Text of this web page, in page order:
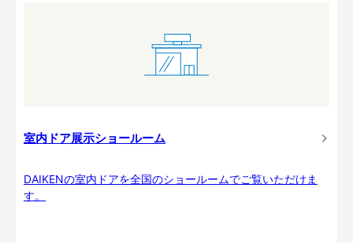
室内ドア展示ショールーム
DAIKENの室内ドアを全国のショールームでご覧いただけま
す。